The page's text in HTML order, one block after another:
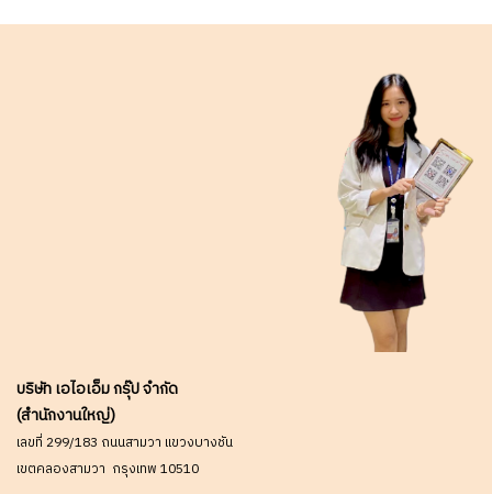
บริษัท เอไอเอ็ม กรุ๊ป จำกัด
(สำนักงานใหญ่)
เลขที่ 299/183 ถนนสามวา แขวงบางชัน
เขตคลองสามวา กรุงเทพ 10510